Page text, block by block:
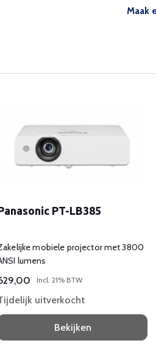
Maak
PT-LB385
mobiele projector met 3800
lumens
Incl. 21% BTW
uitverkocht
Bekijken